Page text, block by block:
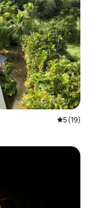
5 de uma
5 (19)